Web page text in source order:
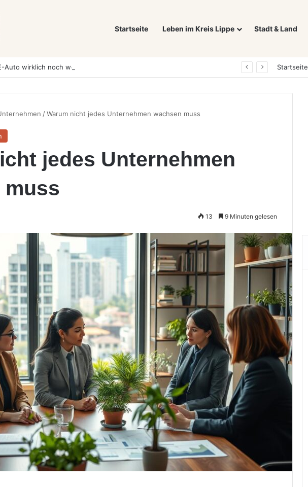
Startseite Leben im Kreis Lippe Stadt & Land
Startseite
/Warum nicht jedes Unternehmen wachsen muss
jedes Unternehmen
muss
13 9 Minuten gelesen